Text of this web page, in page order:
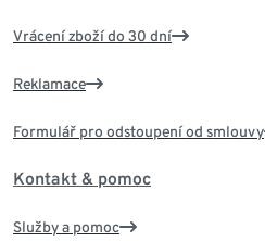
Vrácení zboží do 30 dní
Reklamace
Formulář pro odstoupení od smlouvy
Kontakt & pomoc
Služby a pomoc